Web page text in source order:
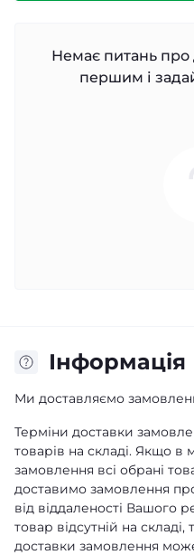
Немає питань про
першим і
Інформація
Ми доставляємо
Терміни доставки
товарів на складі. Якщо
замовлення всі обрані
доставимо замовлення
від віддаленості Вашого
товар відсутній на
доставки замовлення